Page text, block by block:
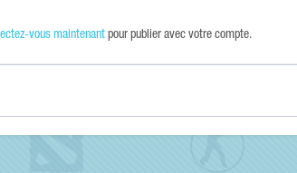
vous maintenant pour publier avec votre compte.